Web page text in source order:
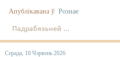
Апублікавана ў Рознае
Падрабязьней ...
Серада, 10 Чэрвень 2026